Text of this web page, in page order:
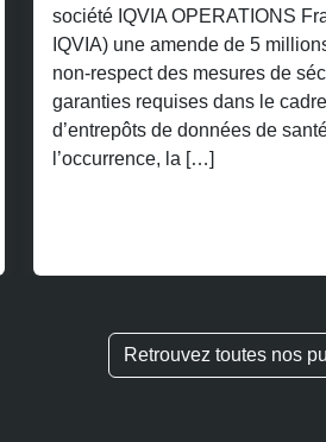
OPERATIONS France (société
de 5 millions d’euros pour
des mesures de sécurité et des
dans le cadre de la gestion
de données de santé[1]. En
la […]
Retrouvez toutes nos